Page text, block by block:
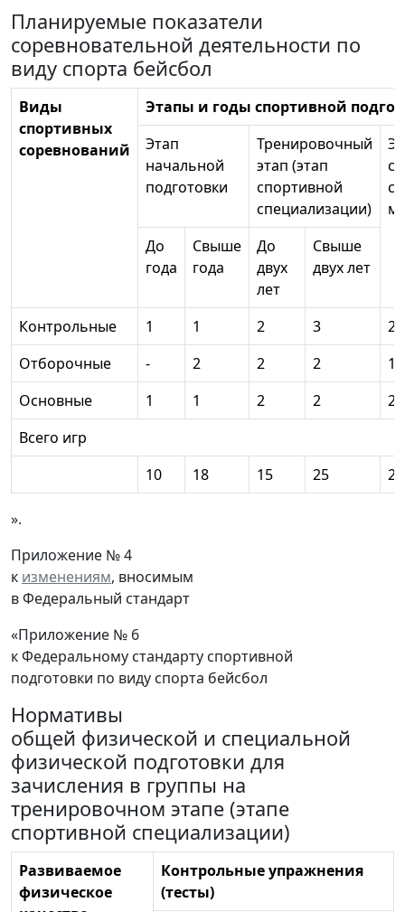
Планируемые показатели
соревновательной деятельности по
виду спорта бейсбол
Виды
спортивных
соревнований
Этапы и годы спортивной
Этап
начальной
подготовки
Тренировочный
этап (этап
спортивной
специализации)
До
года
Свыше
года
До
двух
лет
Свыше
двух лет
Контрольные 1 1 2 3
2
Отборочные
- 2 2 2
1
Основные
1 1 2 2
2
Всего игр
10
18 15 25 28
».
Приложение № 4
к изменениям, вносимым
в Федеральный стандарт
«Приложение № 6
к Федеральному стандарту спортивной
подготовки по виду спорта бейсбол
Нормативы
общей физической и специальной
физической подготовки для
зачисления в группы на
тренировочном этапе (этапе
спортивной специализации)
Развиваемое
физическое
Контрольные упражнения
(тесты)